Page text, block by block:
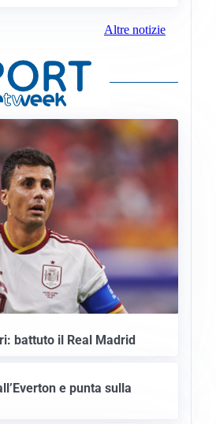
Altre notizie
battuto il Real Madrid
e punta sulla